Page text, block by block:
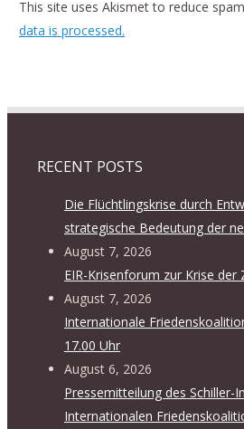
This site uses Akismet to reduce
data is processed.
RECENT POSTS
Die Flüchtlingskrise durch
strategische Bedeutung der
August 7, 2026
EIR-Krisenforum zur Krise der
August 7, 2026
Internationale
17.00 Uhr
August 6, 2026
Pressemitteilung des Schiller-
Internationalen